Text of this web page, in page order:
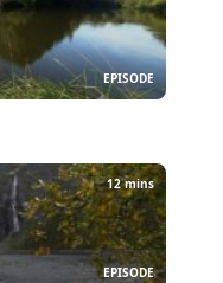
EPISODE
12 mins
EPISODE